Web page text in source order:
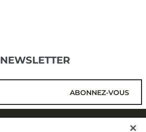
NEWSLETTER
ABONNEZ-VOUS